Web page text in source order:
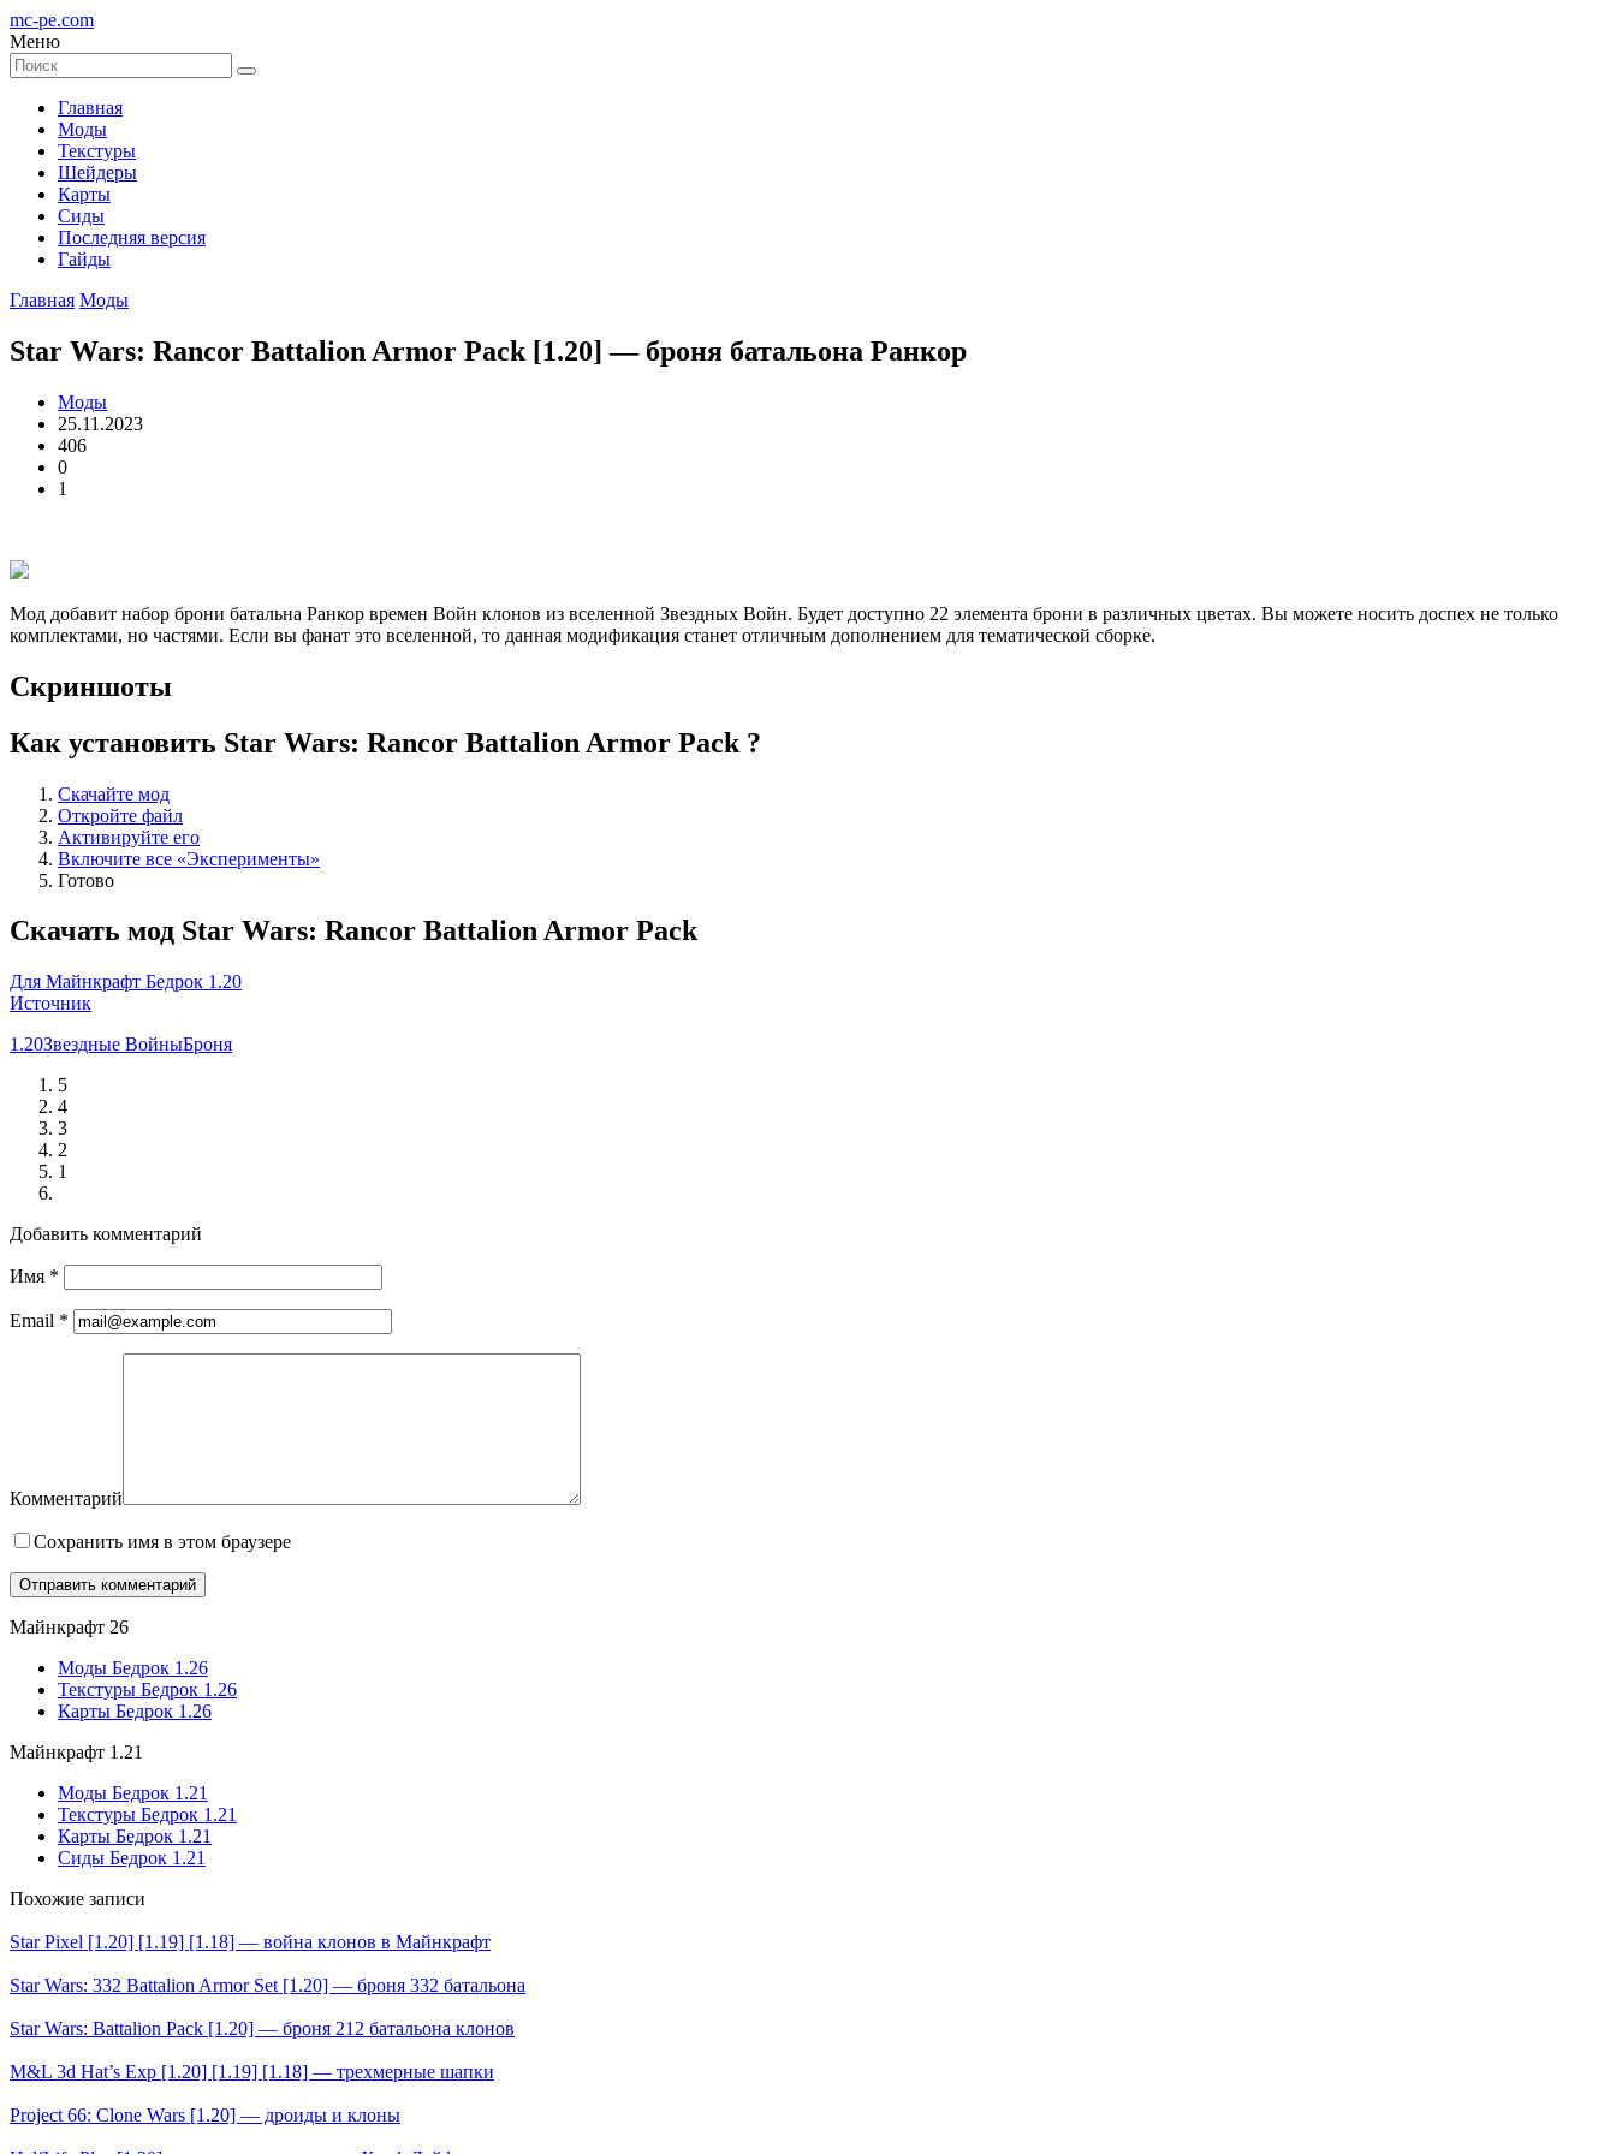
mc-pe.com
Меню
Главная
Моды
Текстуры
Шейдеры
Карты
Сиды
Последняя версия
Гайды
Главная Моды
Star Wars: Rancor Battalion Armor Pack [1.20] — броня батальона Ранкор
Моды
25.11.2023
406
0
1
Мод добавит набор брони батальна Ранкор времен Войн клонов из вселенной Звездных Войн. Будет доступно 22 элемента брони в различных цветах. Вы можете носить доспех не только
комплектами, но частями. Если вы фанат это вселенной, то данная модификация станет отличным дополнением для тематической сборке.
Скриншоты
Как установить Star Wars: Rancor Battalion Armor Pack ?
Скачайте мод
Откройте файл
Активируйте его
Включите все «Эксперименты»
Готово
Скачать мод Star Wars: Rancor Battalion Armor Pack
Для Майнкрафт Бедрок 1.20
Источник
1.20Звездные ВойныБроня
5
4
3
2
1
Добавить комментарий
Имя *
Email *
Комментарий
Сохранить имя в этом браузере
Майнкрафт 26
Моды Бедрок 1.26
Текстуры Бедрок 1.26
Карты Бедрок 1.26
Майнкрафт 1.21
Моды Бедрок 1.21
Текстуры Бедрок 1.21
Карты Бедрок 1.21
Сиды Бедрок 1.21
Похожие записи
Star Pixel [1.20] [1.19] [1.18] — война клонов в Майнкрафт
Star Wars: 332 Battalion Armor Set [1.20] — броня 332 батальона
Star Wars: Battalion Pack [1.20] — броня 212 батальона клонов
M&L 3d Hat’s Exp [1.20] [1.19] [1.18] — трехмерные шапки
Project 66: Clone Wars [1.20] — дроиды и клоны